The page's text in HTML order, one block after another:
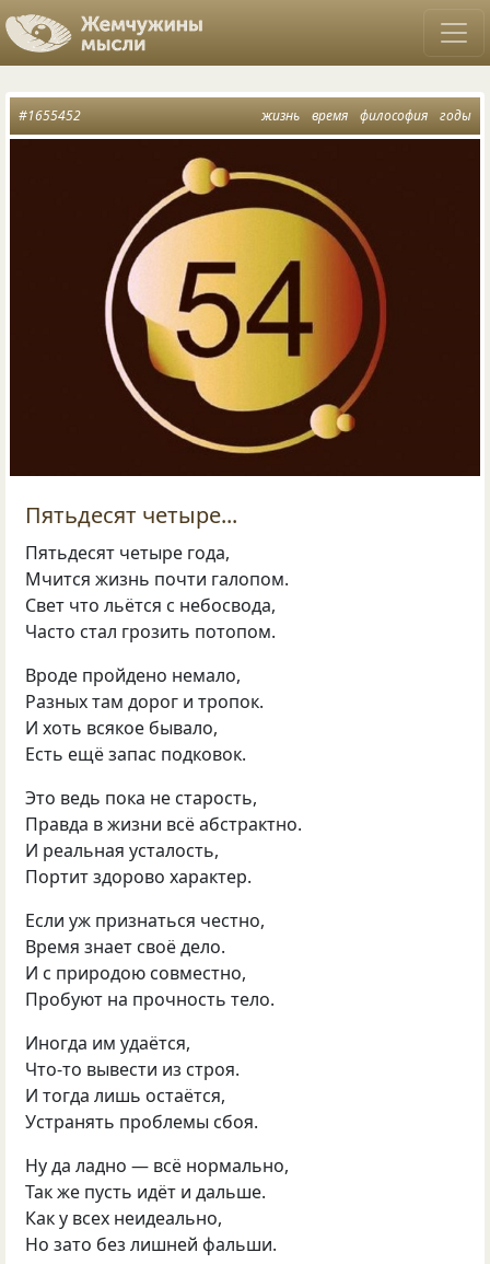
жизнь время философия годы
#1655452
Пятьдесят четыре...
Пятьдесят четыре года,
Мчится жизнь почти галопом.
Свет что льётся с небосвода,
Часто стал грозить потопом.
Вроде пройдено немало,
Разных там дорог и тропок.
И хоть всякое бывало,
Есть ещё запас подковок.
Это ведь пока не старость,
Правда в жизни всё абстрактно.
И реальная усталость,
Портит здорово характер.
Если уж признаться честно,
Время знает своё дело.
И с природою совместно,
Пробуют на прочность тело.
Иногда им удаётся,
Что-то вывести из строя.
И тогда лишь остаётся,
Устранять проблемы сбоя.
Ну да ладно — всё нормально,
Так же пусть идёт и дальше.
Как у всех неидеально,
Но зато без лишней фальши.